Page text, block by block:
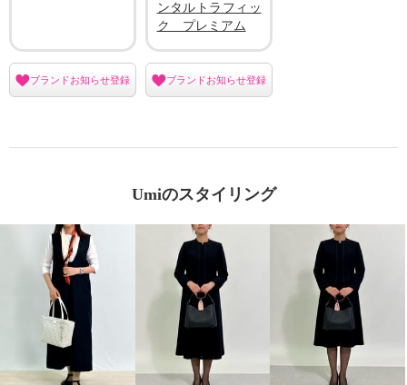
ブランドお知らせ登録
ンタルトラフィッ
ク プレミアム
ブランドお知らせ登録
Umiのスタイリング